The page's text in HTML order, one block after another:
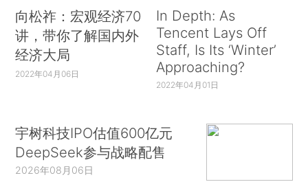
向松祚：宏观经济70
讲，带你了解国内外
经济大局
2022年04月06日
In Depth: As
Tencent Lays Off
Staff, Is Its ‘Winter’
Approaching?
2022年04月01日
宇树科技IPO估值600亿元
DeepSeek参与战略配售
2026年08月06日